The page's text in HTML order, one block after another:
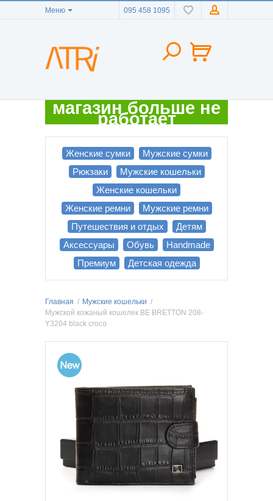
Меню 095 458 1095
магазин больше не
работает
Женские сумки
Мужские сумки
Рюкзаки
Мужские кошельки
Женские кошельки
Женские ремни
Мужские ремни
Путешествия и отдых
Детям
Аксессуары
Обувь
Handmade
Премиум
Детская одежда
Главная / Мужские кошельки /
Мужской кожаный кошелек BE BRETTON 208-
Y3204 black croco